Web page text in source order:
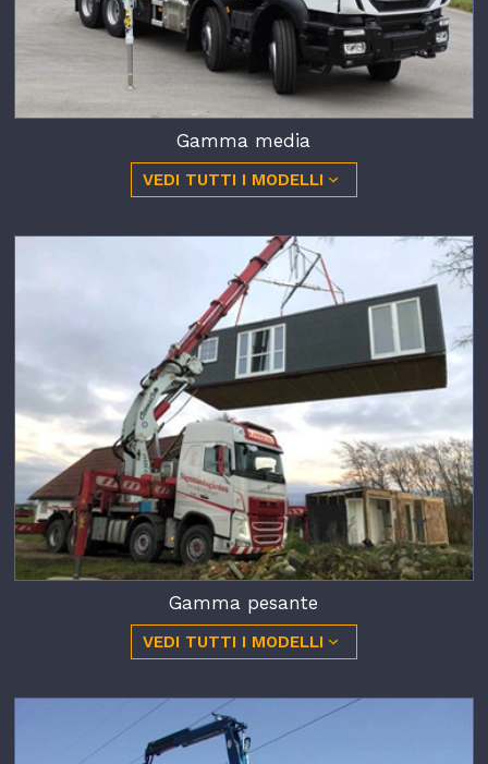
Gamma media
VEDI TUTTI I MODELLI
Gamma pesante
VEDI TUTTI I MODELLI